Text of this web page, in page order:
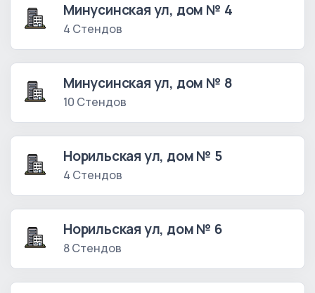
Минусинская ул, дом № 4
4 Стендов
Минусинская ул, дом № 8
10 Стендов
Норильская ул, дом № 5
4 Стендов
Норильская ул, дом № 6
8 Стендов